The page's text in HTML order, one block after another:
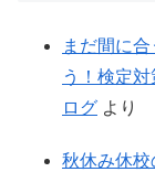
まだ間に
う！検定
ログ より
秋休み休